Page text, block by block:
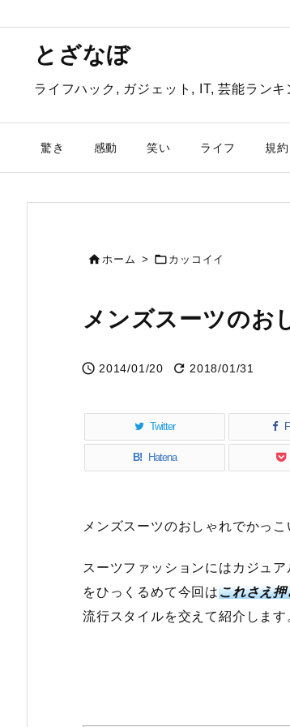
とざなぼ
ライフハック, ガジェット, IT, 芸能ラン
驚き 感動 笑い ライフ 規約
ホーム >  カッコイイ
メンズスーツのお
 2014/01/20  2018/01/31
Twitter
B! Hatena
メンズスーツのおしゃれでかっ
スーツファッションにはカジュ
をひっくるめて今回はこれさえ
流行スタイルを交えて紹介します